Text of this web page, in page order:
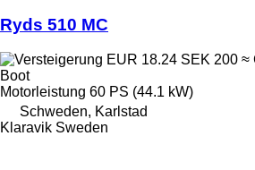
Ryds 510 MC
EUR 18.24 SEK 200 ≈
Boot
Motorleistung 60 PS (44.1 kW)
Schweden, Karlstad
Klaravik Sweden